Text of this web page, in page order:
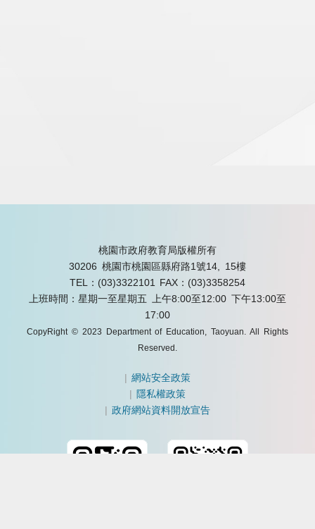
桃園市政府教育局版權所有
30206 桃園市桃園區縣府路1號14, 15樓
TEL：(03)3322101
FAX：(03)3358254
上班時間：星期一至星期五 上午8:00至12:00 下午13:00至
17:00
CopyRight © 2023 Department of Education, Taoyuan. All Rights
Reserved.
|網站安全政策
| 隱私權政策
|政府網站資料開放宣告